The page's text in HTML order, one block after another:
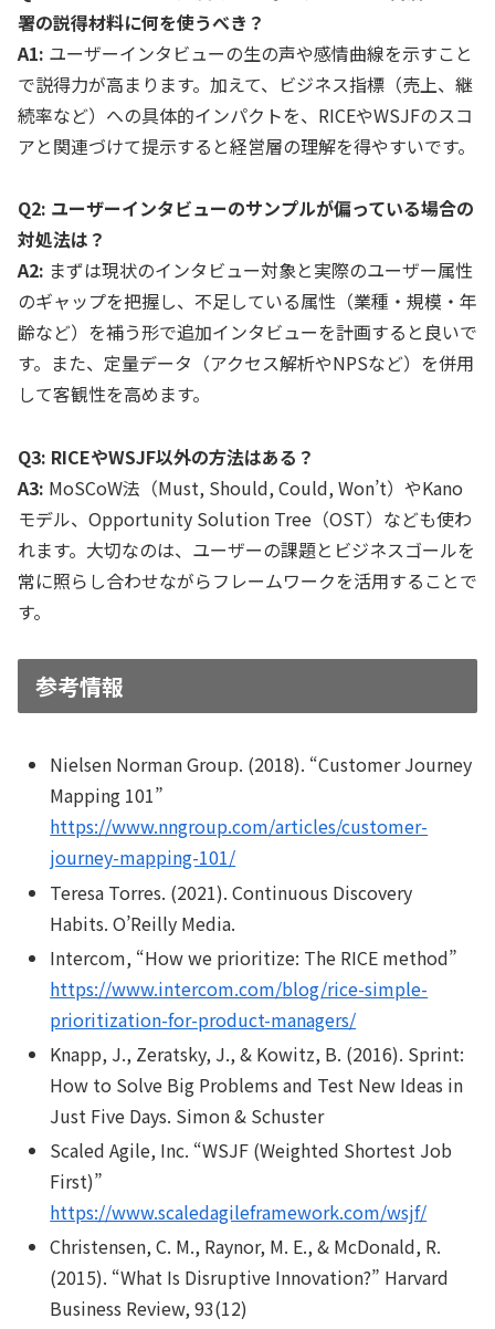
署の説得材料に何を使うべき？
A1: ユーザーインタビューの生の声や感情曲線を示すこと
で説得力が高まります。加えて、ビジネス指標（売上、継
続率など）への具体的インパクトを、RICEやWSJFのスコ
アと関連づけて提示すると経営層の理解を得やすいです。
Q2: ユーザーインタビューのサンプルが偏っている場合の
対処法は？
A2: まずは現状のインタビュー対象と実際のユーザー属性
のギャップを把握し、不足している属性（業種・規模・年
齢など）を補う形で追加インタビューを計画すると良いで
す。また、定量データ（アクセス解析やNPSなど）を併用
して客観性を高めます。
Q3: RICEやWSJF以外の方法はある？
A3: MoSCoW法（Must, Should, Could, Won’t）やKano
モデル、Opportunity Solution Tree（OST）なども使わ
れます。大切なのは、 ユーザーの課題と ビジネスゴールを
常に照らし合わせながらフレームワークを活用することで
す。
参考情報
Nielsen Norman Group. (2018). “Customer Journey
Mapping 101”
https://www.nngroup.com/articles/customer-
journey-mapping-101/
Teresa Torres. (2021).Continuous Discovery
Habits. O’Reilly Media.
Intercom, “How we prioritize: The RICE method”
https://www.intercom.com/blog/rice-simple-
prioritization-for-product-managers/
Knapp, J., Zeratsky, J., & Kowitz, B. (2016). Sprint:
How to Solve Big Problems and Test New Ideas in
Just Five Days. Simon & Schuster
Scaled Agile, Inc. “WSJF (Weighted Shortest Job
First)”
https://www.scaledagileframework.com/wsjf/
Christensen, C. M., Raynor, M. E., & McDonald, R.
(2015). “What Is Disruptive Innovation?” Harvard
Business Review, 93(12)